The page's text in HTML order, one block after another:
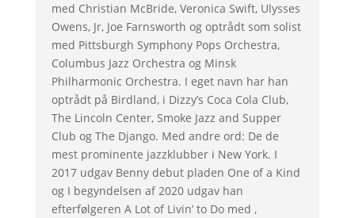
med Christian McBride, Veronica Swift, Ulysses
Owens, Jr, Joe Farnsworth og optrådt som solist
med Pittsburgh Symphony Pops Orchestra,
Columbus Jazz Orchestra og Minsk
Philharmonic Orchestra. I eget navn har han
optrådt på Birdland, i Dizzy’s Coca Cola Club,
The Lincoln Center, Smoke Jazz and Supper
Club og The Django. Med andre ord: De de
mest prominente jazzklubber i New York. I
2017 udgav Benny debut pladen One of a Kind
og I begyndelsen af 2020 udgav han
efterfølgeren A Lot of Livin’ to Do med ,